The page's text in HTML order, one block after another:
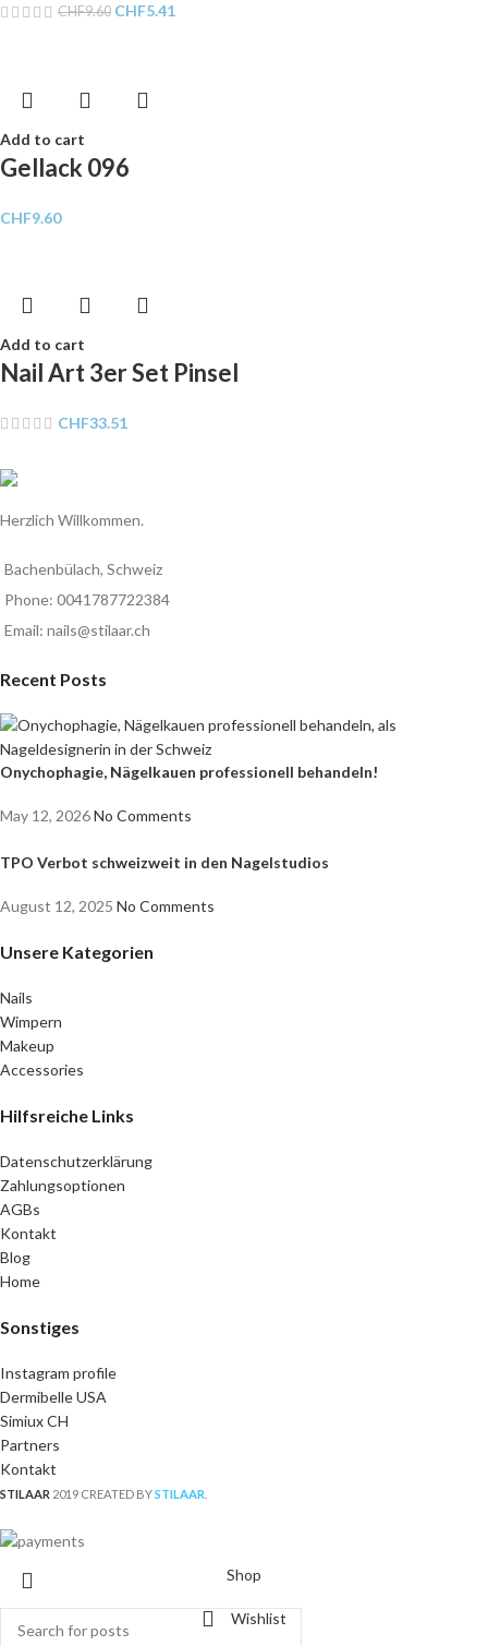
CHF9.60 CHF5.41
Add to cart
Gellack 096
CHF9.60
Add to cart
Nail Art 3er Set Pinsel
CHF33.51
Herzlich Willkommen.
Bachenbülach, Schweiz
Phone: 0041787722384
Email: nails@stilaar.ch
Recent Posts
Onychophagie, Nägelkauen professionell behandeln!
May 12, 2026No Comments
TPO Verbot schweizweit in den Nagelstudios
August 12, 2025 No Comments
Unsere Kategorien
Nails
Wimpern
Makeup
Accessories
Hilfsreiche Links
Datenschutzerklärung
Zahlungsoptionen
AGBs
Kontakt
Blog
Home
Sonstiges
Instagram profile
Dermibelle USA
Simiux CH
Partners
Kontakt
STILAAR 2019 CREATED BYSTILAAR
Shop
Wishlist